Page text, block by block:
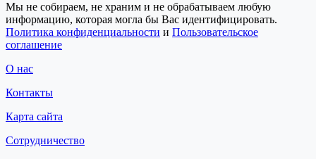
Мы не собираем, не храним и не обрабатываем любую
информацию, которая могла бы Вас идентифицировать.
Политика конфиденциальности и Пользовательское
соглашение
О нас
Контакты
Карта сайта
Сотрудничество